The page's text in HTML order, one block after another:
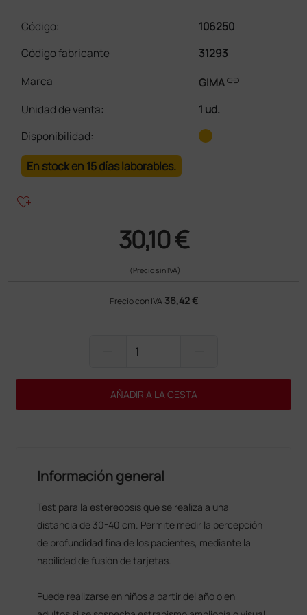
Código:
106250
Código fabricante
31293
Marca
GIMAlink
Unidad de venta:
1 ud.
Disponibilidad:
En stock en 15 días laborables.
heart_plus
30,10 €
(Precio sin IVA)
Precio con IVA 36,42 €
add remove
AÑADIR A LA CESTA
Información general
Test para la estereopsis que se realiza a una
distancia de 30-40 cm. Permite medir la percepción
de profundidad fina de los pacientes, mediante la
habilidad de fusión de tarjetas.
Puede realizarse en niños a partir del año o en